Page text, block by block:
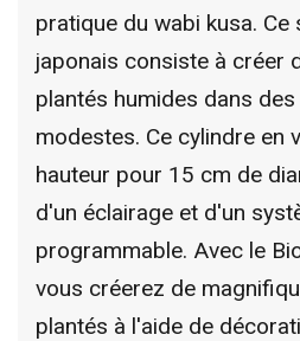
pratique du wabi kusa.
japonais consiste à créer
plantés humides dans
modestes. Ce cylindre en
hauteur pour 15 cm de
d'un éclairage et d'un
programmable. Avec le
vous créerez de
plantés à l'aide de